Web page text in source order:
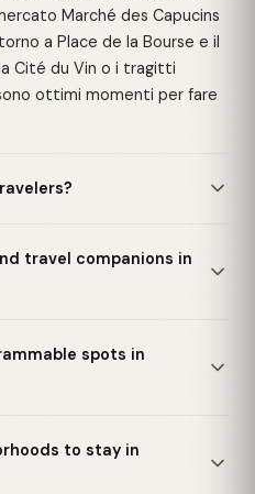
Marché des Capucins
a Place de la Bourse e il
Cité du Vin o i tragitti
ottimi momenti per fare
travel companions in
spots in
to stay in